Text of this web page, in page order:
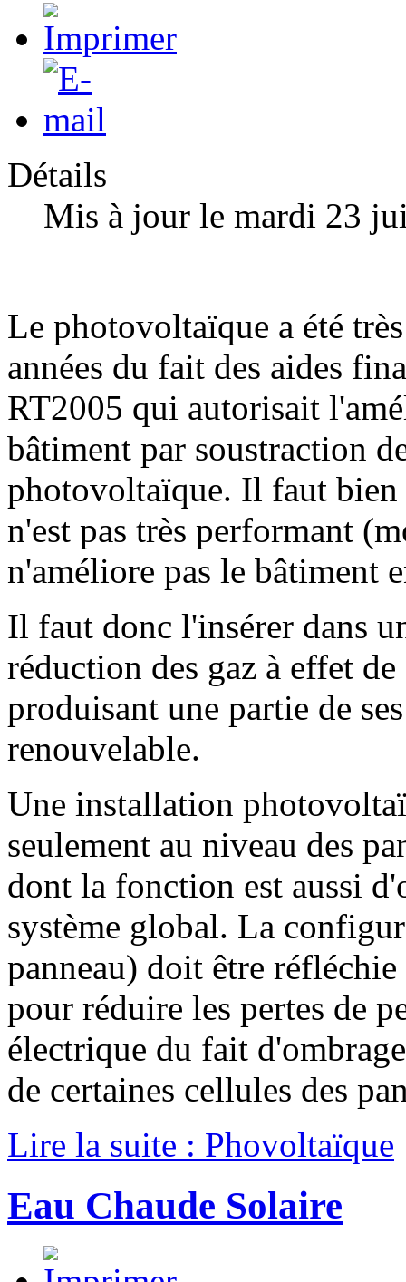
Détails
Mis à jour le mardi 23
Le photovoltaïque a été
années du fait des aides
RT2005 qui autorisait
bâtiment par soustraction
photovoltaïque. Il faut bien
n'est pas très performant
n'améliore pas le bâtiment
Il faut donc l'insérer dans
réduction des gaz à effet
produisant une partie de
renouvelable.
Une installation
seulement au niveau des
dont la fonction est aussi
système global. La
panneau) doit être
pour réduire les pertes de
électrique du fait
de certaines cellules des
Lire la suite : Phovoltaïque
Eau Chaude Solaire